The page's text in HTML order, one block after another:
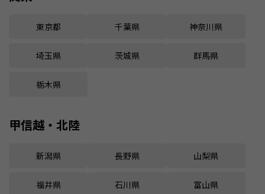
東京都 千葉県 神奈川県
埼玉県 茨城県 群馬県
栃木県
甲信越・北陸
新潟県 長野県 山梨県
福井県 石川県 富山県